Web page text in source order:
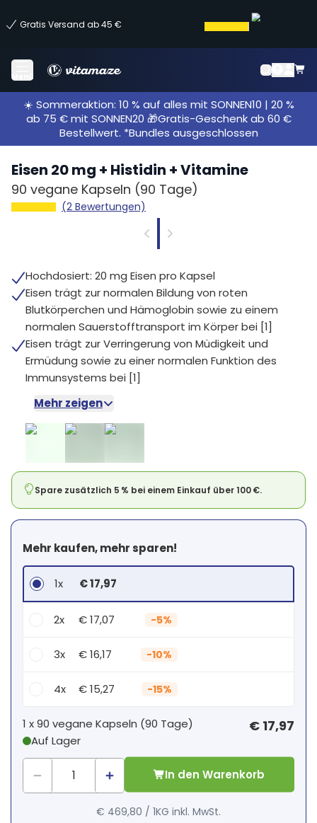
Gratis Versand ab 45 €
Menü
☀️ Sommeraktion: 10 % auf alles mit SONNEN10 | 20 %
ab 75 € mit SONNEN20 🎁Gratis-Geschenk ab 60 €
Bestellwert. *Bundles ausgeschlossen
Eisen 20 mg + Histidin + Vitamine
90 vegane Kapseln (90 Tage)
(2 Bewertungen)
Hochdosiert: 20 mg Eisen pro Kapsel
Eisen trägt zur normalen Bildung von roten
Blutkörperchen und Hämoglobin sowie zu einem
normalen Sauerstofftransport im Körper bei [1]
Eisen trägt zur Verringerung von Müdigkeit und
Ermüdung sowie zu einer normalen Funktion des
Immunsystems bei [1]
Mehr zeigen
Spare zusätzlich 5 % bei einem Einkauf über 100 €.
Mehr kaufen, mehr sparen!
1x € 17,97
2x € 17,07 -5%
3x € 16,17 -10%
4x € 15,27 -15%
Dein persönlicher Rabatt
1x € 0,00
1 x90 vegane Kapseln (90 Tage)
Auf Lager
€ 17,97
In den Warenkorb
€ 469,80 / 1KG inkl. MwSt.